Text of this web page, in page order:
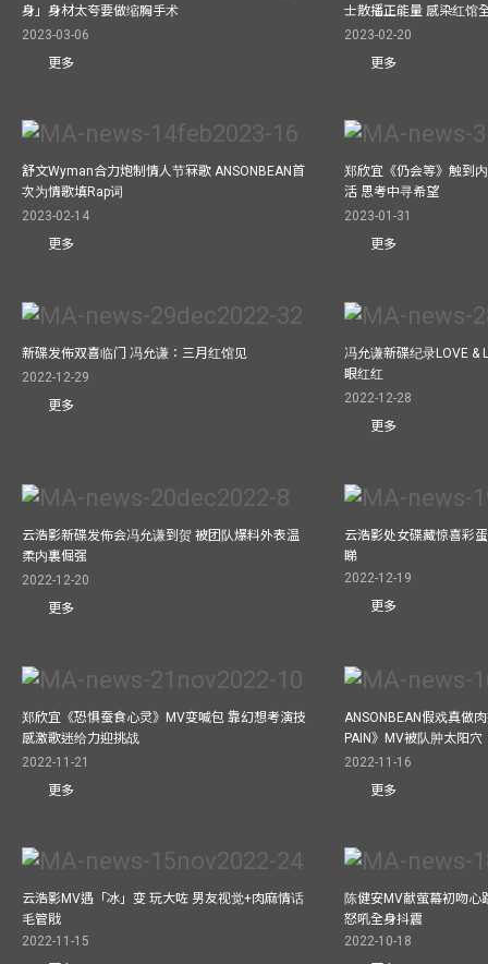
身」身材太夸要做缩胸手术
2023-03-06
更多
士散播正能量 感染红馆
2023-02-20
更多
舒文Wyman合力炮制情人节冧歌 ANSONBEAN首
次为情歌填Rap词
2023-02-14
更多
郑欣宜《仍会等》触到
活 思考中寻希望
2023-01-31
更多
新碟发佈双喜临门 冯允谦：三月红馆见
2022-12-29
更多
冯允谦新碟纪录LOVE &
眼红红
2022-12-28
更多
云浩影新碟发佈会冯允谦到贺 被团队爆料外表温
柔内裏倔强
2022-12-20
更多
云浩影处女碟藏惊喜彩
睇
2022-12-19
更多
郑欣宜《恐惧蚕食心灵》MV变喊包 靠幻想考演技
感激歌迷给力迎挑战
2022-11-21
更多
ANSONBEAN假戏真做
PAIN》MV被队肿太阳穴
2022-11-16
更多
云浩影MV遇「冰」变 玩大咗 男友视觉+肉麻情话
毛管戙
2022-11-15
陈健安MV献萤幕初吻心
怒吼全身抖震
2022-10-18